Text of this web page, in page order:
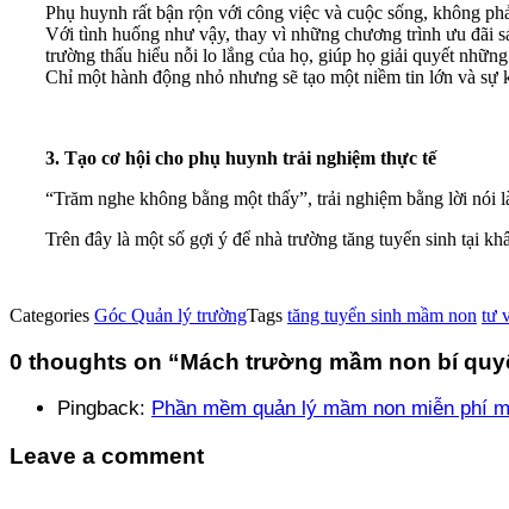
Phụ huynh rất bận rộn với công việc và cuộc sống, không
Với tình huống như vậy, thay vì những chương trình ưu đãi
trường thấu hiểu nỗi lo lắng của họ, giúp họ giải quyết
Chỉ một hành động nhỏ nhưng sẽ tạo một niềm tin lớn và
3. Tạo cơ hội cho phụ huynh trải nghiệm thực tế
“Trăm nghe không bằng một thấy”, trải nghiệm bằng lời
Trên đây là một số gợi ý để nhà trường tăng tuyển sinh tại
Categories Góc Quản lý trườngTags tăng tuyển sinh mầm non tư
0 thoughts on “Mách trường mầm non bí
Pingback: Phần mềm quản lý mầm non miễn phí
Leave a comment